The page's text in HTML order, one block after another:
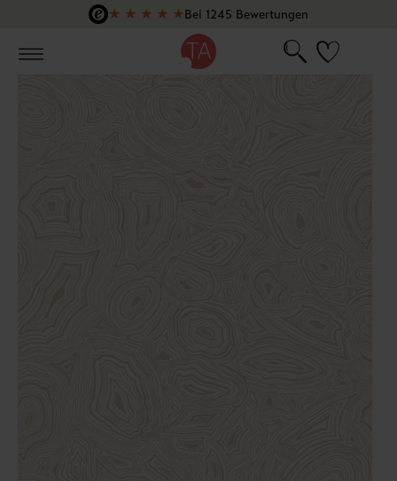
Zum Hauptinhalt springen
★ ★ ★ ★ ★Bei 1245 Bewertungen